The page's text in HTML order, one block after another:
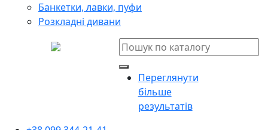
Банкетки, лавки, пуфи
Розкладні дивани
Переглянути
більше
результатів